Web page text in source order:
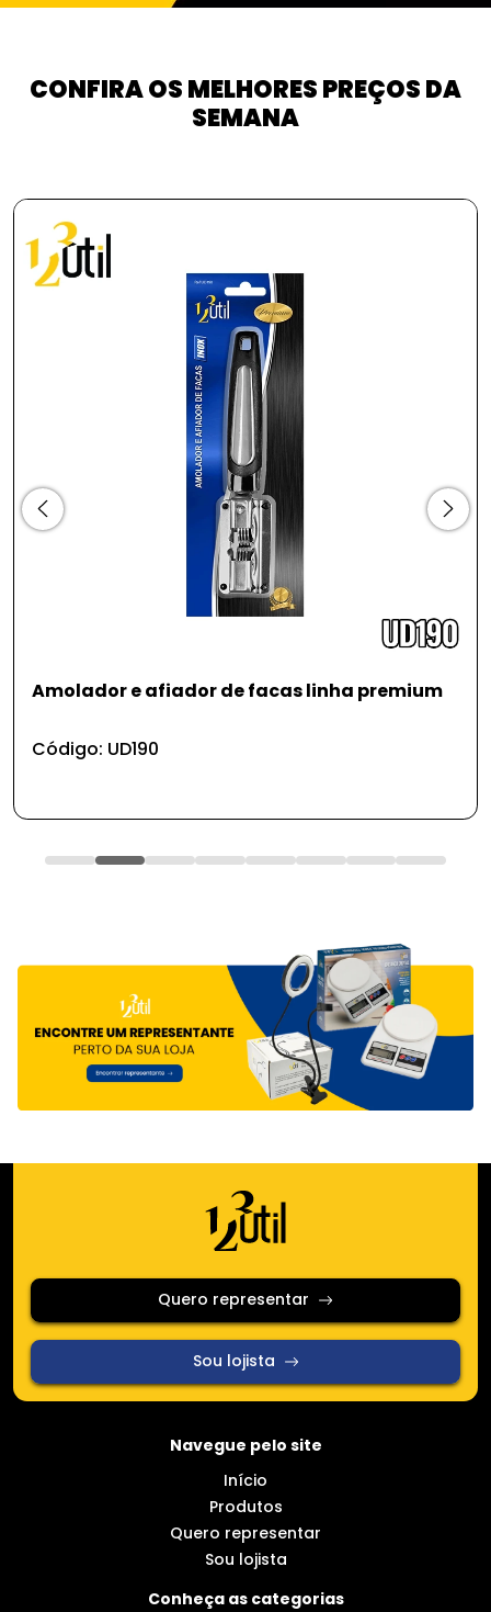
CONFIRA OS MELHORES PREÇOS DA
SEMANA
Amolador e afiador de facas linha premium
Código: UD190
Quero representar
Sou lojista
Navegue pelo site
Início
Produtos
Quero representar
Sou lojista
Conheça as categorias